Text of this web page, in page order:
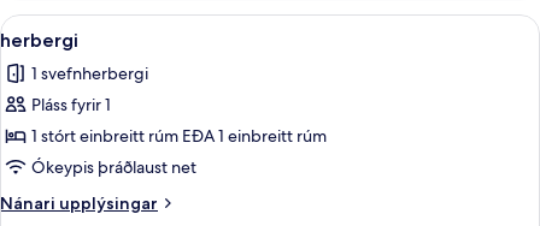
þrjá
Skoða
allar
myndir
fyrir
herbergi
herbergi | Öryggishólf í herbergi,
4
herbergi
1 svefnherbergi
Pláss fyrir 1
1 stórt einbreitt rúm EÐA 1 einbreitt rúm
Ókeypis þráðlaust net
Nánari upplýsingar
Nánari